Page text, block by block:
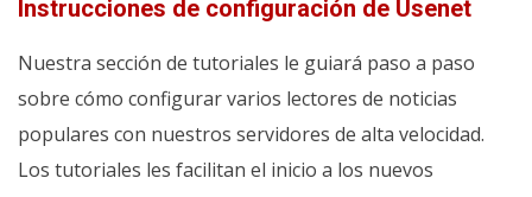
Instrucciones de configuración de Usenet
Nuestra sección de tutoriales le guiará paso a paso
sobre cómo configurar varios lectores de noticias
populares con nuestros servidores de alta velocidad.
Los tutoriales les facilitan el inicio a los nuevos